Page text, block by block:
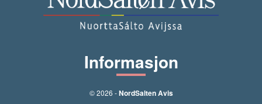
Informasjon
© 2026 -NordSalten Avis